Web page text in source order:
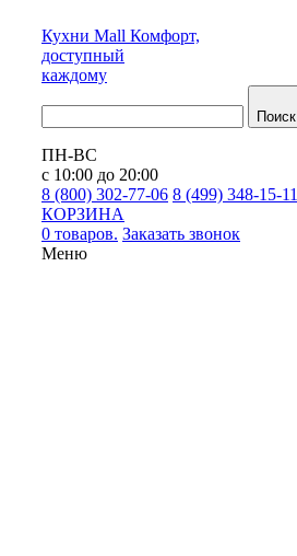
Кухни Mall Комфорт,
доступный
каждому
Поиск
ПН-ВС
с 10:00 до 20:00
8 (800) 302-77-06 8 (499) 348-15-11
КОРЗИНА
0 товаров. Заказать звонок
Меню